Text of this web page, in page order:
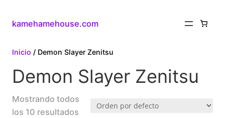
kamehamehouse.com
Inicio / Demon Slayer Zenitsu
Demon Slayer Zenitsu
Mostrando todos
los 10 resultados